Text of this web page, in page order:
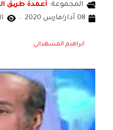
المجموعة: آعمدة طریق
08 آذار/مارس 2020
ابراهيم المشهداني